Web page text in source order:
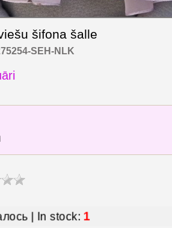
šifona šalle
SEH-NLK
| In stock: 1